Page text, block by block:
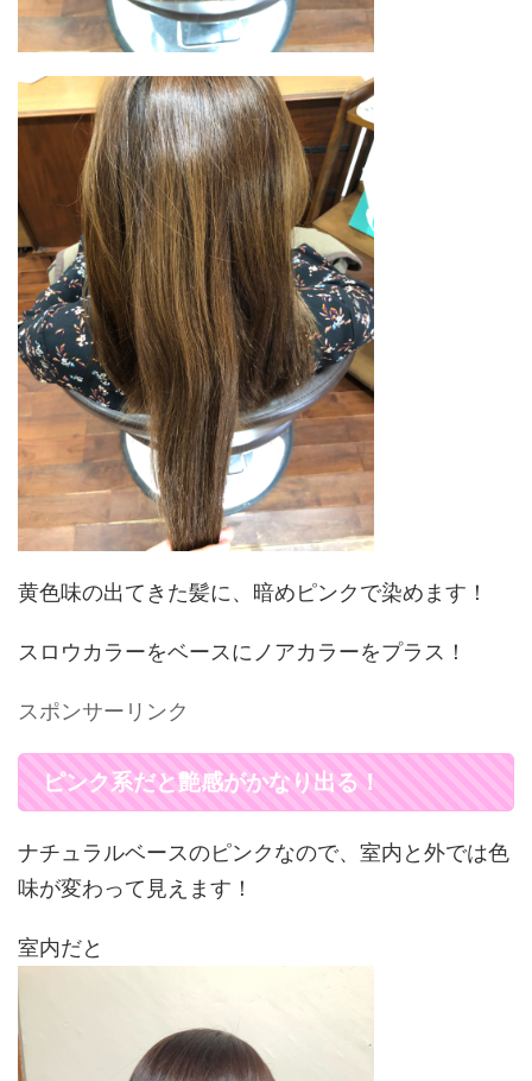
黄色味の出てきた髪に、暗めピンクで染めます！
スロウカラーをベースにノアカラーをプラス！
スポンサーリンク
ピンク系だと艶感がかなり出る！
ナチュラルベースのピンクなので、室内と外では色
味が変わって見えます！
室内だと